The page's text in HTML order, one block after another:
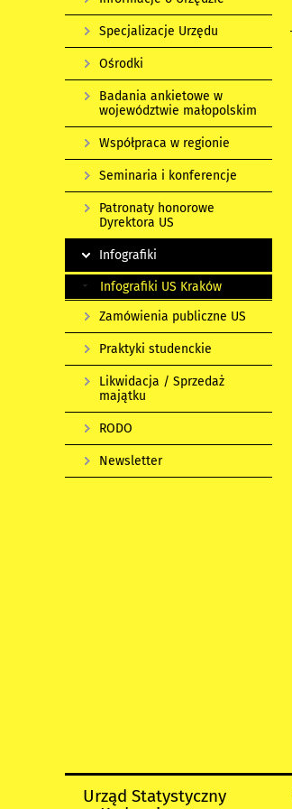
Specjalizacje Urzędu
Ośrodki
Badania ankietowe w
województwie małopolskim
Współpraca w regionie
Seminaria i konferencje
Patronaty honorowe
Dyrektora US
Infografiki
Infografiki US Kraków
Zamówienia publiczne US
Praktyki studenckie
Likwidacja / Sprzedaż
majątku
RODO
Newsletter
Urząd Statystyczny